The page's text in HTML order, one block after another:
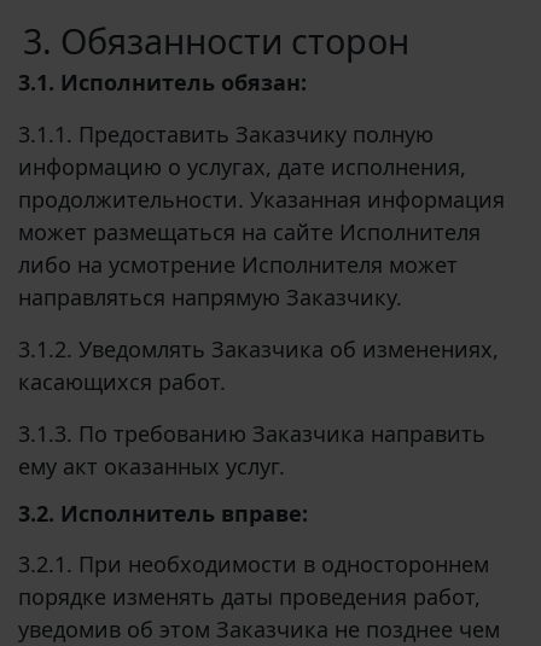
3. Обязанности сторон
3.1. Исполнитель обязан:
3.1.1. Предоставить Заказчику полную
информацию о услугах, дате исполнения,
продолжительности. Указанная информация
может размещаться на сайте Исполнителя
либо на усмотрение Исполнителя может
направляться напрямую Заказчику.
3.1.2. Уведомлять Заказчика об изменениях,
касающихся работ.
3.1.3. По требованию Заказчика направить
ему акт оказанных услуг.
3.2. Исполнитель вправе:
3.2.1. При необходимости в одностороннем
порядке изменять даты проведения работ,
уведомив об этом Заказчика не позднее чем